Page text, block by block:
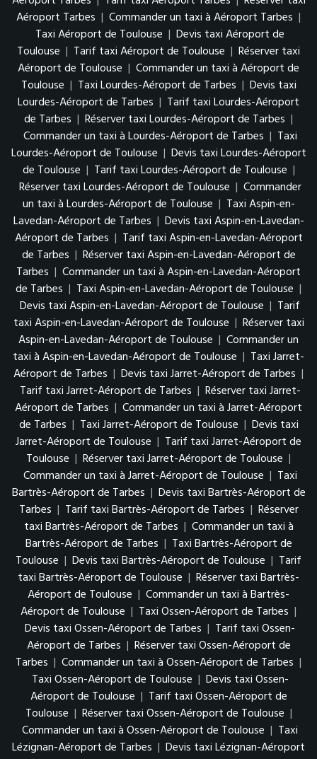
Aéroport Tarbes | Commander un taxi à Aéroport Tarbes |
Taxi Aéroport de Toulouse | Devis taxi Aéroport de
Toulouse | Tarif taxi Aéroport de Toulouse | Réserver taxi
Aéroport de Toulouse | Commander un taxi à Aéroport de
Toulouse | Taxi Lourdes-Aéroport de Tarbes | Devis taxi
Lourdes-Aéroport de Tarbes | Tarif taxi Lourdes-Aéroport
de Tarbes | Réserver taxi Lourdes-Aéroport de Tarbes |
Commander un taxi à Lourdes-Aéroport de Tarbes | Taxi
Lourdes-Aéroport de Toulouse | Devis taxi Lourdes-Aéroport
de Toulouse | Tarif taxi Lourdes-Aéroport de Toulouse |
Réserver taxi Lourdes-Aéroport de Toulouse | Commander
un taxi à Lourdes-Aéroport de Toulouse | Taxi Aspin-en-
Lavedan-Aéroport de Tarbes | Devis taxi Aspin-en-Lavedan-
Aéroport de Tarbes | Tarif taxi Aspin-en-Lavedan-Aéroport
de Tarbes | Réserver taxi Aspin-en-Lavedan-Aéroport de
Tarbes | Commander un taxi à Aspin-en-Lavedan-Aéroport
de Tarbes | Taxi Aspin-en-Lavedan-Aéroport de Toulouse |
Devis taxi Aspin-en-Lavedan-Aéroport de Toulouse | Tarif
taxi Aspin-en-Lavedan-Aéroport de Toulouse | Réserver taxi
Aspin-en-Lavedan-Aéroport de Toulouse | Commander un
taxi à Aspin-en-Lavedan-Aéroport de Toulouse | Taxi Jarret-
Aéroport de Tarbes | Devis taxi Jarret-Aéroport de Tarbes |
Tarif taxi Jarret-Aéroport de Tarbes | Réserver taxi Jarret-
Aéroport de Tarbes | Commander un taxi à Jarret-Aéroport
de Tarbes | Taxi Jarret-Aéroport de Toulouse | Devis taxi
Jarret-Aéroport de Toulouse | Tarif taxi Jarret-Aéroport de
Toulouse | Réserver taxi Jarret-Aéroport de Toulouse |
Commander un taxi à Jarret-Aéroport de Toulouse | Taxi
Bartrès-Aéroport de Tarbes | Devis taxi Bartrès-Aéroport de
Tarbes | Tarif taxi Bartrès-Aéroport de Tarbes | Réserver
taxi Bartrès-Aéroport de Tarbes | Commander un taxi à
Bartrès-Aéroport de Tarbes | Taxi Bartrès-Aéroport de
Toulouse | Devis taxi Bartrès-Aéroport de Toulouse | Tarif
taxi Bartrès-Aéroport de Toulouse | Réserver taxi Bartrès-
Aéroport de Toulouse | Commander un taxi à Bartrès-
Aéroport de Toulouse | Taxi Ossen-Aéroport de Tarbes |
Devis taxi Ossen-Aéroport de Tarbes | Tarif taxi Ossen-
Aéroport de Tarbes | Réserver taxi Ossen-Aéroport de
Tarbes | Commander un taxi à Ossen-Aéroport de Tarbes |
Taxi Ossen-Aéroport de Toulouse | Devis taxi Ossen-
Aéroport de Toulouse | Tarif taxi Ossen-Aéroport de
Toulouse | Réserver taxi Ossen-Aéroport de Toulouse |
Commander un taxi à Ossen-Aéroport de Toulouse | Taxi
Lézignan-Aéroport de Tarbes | Devis taxi Lézignan-Aéroport